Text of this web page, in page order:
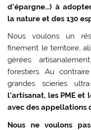
d’épargne…) à
la nature et des 130
Nous voulons un
finement le territoire,
gérées
forestiers. Au
grandes scieries
l’artisanat, les PME et
avec des appellations
Nous ne voulons